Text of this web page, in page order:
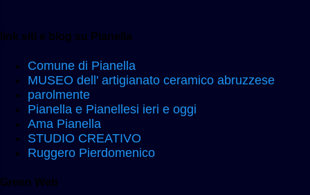
immagine statica . Alessandro Morelli
al blog Studio Creativo da Alessandro
Morelli ) video/animazione ed
autenticazione con termoluminescenza
sulla salita Borgo Carmine Ulteriore
annotazione alla certificazione : " il
rapporto tra il segnale di
link siti e blog su Pianella
Comune di Pianella
MUSEO dell' artigianato ceramico abruzzese
parolmente
Pianella e Pianellesi ieri e oggi
Ama Pianella
STUDIO CREATIVO
Ruggero Pierdomenico
Green Web